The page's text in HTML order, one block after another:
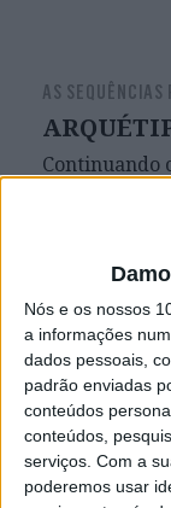
Nós e os nossos
a informações
dados pessoais,
padrão enviadas
conteúdos
conteúdos,
serviços. Com a
poderemos usar
AS SEQUÊNCIAS
Continuando
Polvo tem
identifica
livros que, e
qualidade ou
conhecer
leitura. Mas
Marcello
título
AS SEQUÊNCIAS